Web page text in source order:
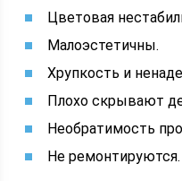
Цветовая
Малоэстетичны.
Хрупкость и
Плохо скрывают
Необратимость
Не ремонтируются.